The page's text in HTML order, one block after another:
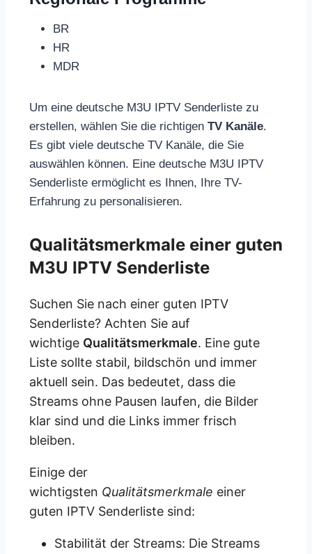
BR
HR
MDR
Um eine deutsche M3U IPTV Senderliste zu
erstellen, wählen Sie die richtigen TV Kanäle.
Es gibt viele deutsche TV Kanäle, die Sie
auswählen können. Eine deutsche M3U IPTV
Senderliste ermöglicht es Ihnen, Ihre TV-
Erfahrung zu personalisieren.
Qualitätsmerkmale einer guten
M3U IPTV Senderliste
Suchen Sie nach einer guten IPTV
Senderliste? Achten Sie auf
wichtige Qualitätsmerkmale. Eine gute
Liste sollte stabil, bildschön und immer
aktuell sein. Das bedeutet, dass die
Streams ohne Pausen laufen, die Bilder
klar sind und die Links immer frisch
bleiben.
Einige der
wichtigsten Qualitätsmerkmale einer
guten IPTV Senderliste sind:
Stabilität der Streams: Die Streams